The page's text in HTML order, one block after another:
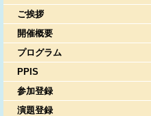
ご挨拶
開催概要
プログラム
PPIS
参加登録
演題登録